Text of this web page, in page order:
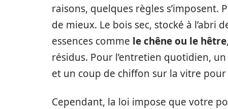
raisons, quelques règles s’imposent.
de mieux. Le bois sec, stocké à l’abri
essences comme le chêne ou le hêtre
résidus. Pour l’entretien quotidien,
et un coup de chiffon sur la vitre
Cependant, la loi impose que votre